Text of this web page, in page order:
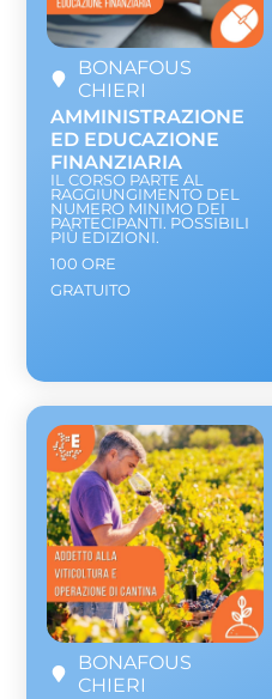
BONAFOUS
CHIERI
AMMINISTRAZIONE
ED EDUCAZIONE
FINANZIARIA
IL CORSO PARTE AL
RAGGIUNGIMENTO DEL
NUMERO MINIMO DEI
PARTECIPANTI. POSSIBILI
PIÙ EDIZIONI.
100 ORE
GRATUITO
BONAFOUS
CHIERI